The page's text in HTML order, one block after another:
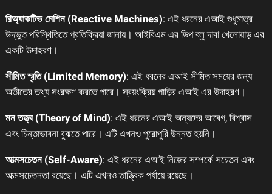
রিঅ্যাকটিভ মেশিন (Reactive Machines): এই ধরনের এআই শুধুমাত্র
উদ্ভুত পরিস্থিতিতে প্রতিক্রিয়া জানায়। আইবিএম এর ডিপ ব্লু দাবা খেলোয়াড় এর
একটি উদাহরণ।
সীমিত স্মৃতি (Limited Memory): এই ধরনের এআই সীমিত সময়ের জন্য
অতীতের তথ্য সংরক্ষণ করতে পারে। স্বয়ংক্রিয় গাড়ির এআই এর উদাহরণ।
মন তত্ত্ব (Theory of Mind): এই ধরনের এআই অন্যদের আবেগ, বিশ্বাস
এবং চিন্তাভাবনা বুঝতে পারে। এটি এখনও পুরোপুরি উন্নত হয়নি।
আত্মসচেতন (Self-Aware): এই ধরনের এআই নিজের সম্পর্কে সচেতন এবং
আত্মসচেতনতা রয়েছে। এটি এখনও তাত্ত্বিক পর্যায়ে রয়েছে।